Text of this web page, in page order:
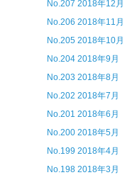
No.207 2018年12月
No.206 2018年11月
No.205 2018年10月
No.204 2018年9月
No.203 2018年8月
No.202 2018年7月
No.201 2018年6月
No.200 2018年5月
No.199 2018年4月
No.198 2018年3月